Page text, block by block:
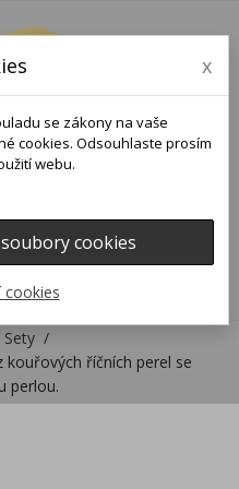
Sety
kouřových říčních perel se
perlou.
x
se zákony na vaše
cookies. Odsouhlaste prosím
webu.
cookies
cookies